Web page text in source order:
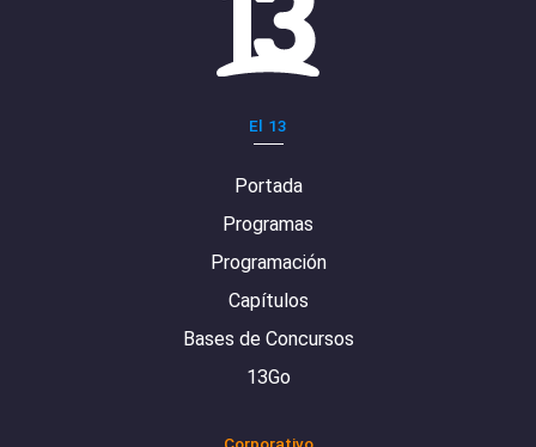
El 13
Portada
Programas
Programación
Capítulos
Bases de Concursos
13Go